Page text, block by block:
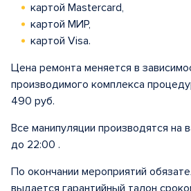
картой Mastercard,
картой МИР,
картой Visa.
Цена ремонта меняется в
производимого комплекса
490 руб.
Все манипуляции производятся на
до 22:00 .
По окончании мероприятий
выдается гарантийный талон